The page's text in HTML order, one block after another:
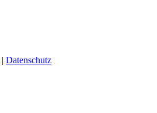
| Datenschutz